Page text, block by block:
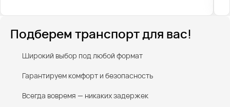
Подберем транспорт для вас!
Широкий выбор под любой формат
Гарантируем комфорт и безопасность
Всегда вовремя — никаких задержек